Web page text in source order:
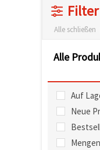
Filter
Alle schließen
Alle
Auf
Neue